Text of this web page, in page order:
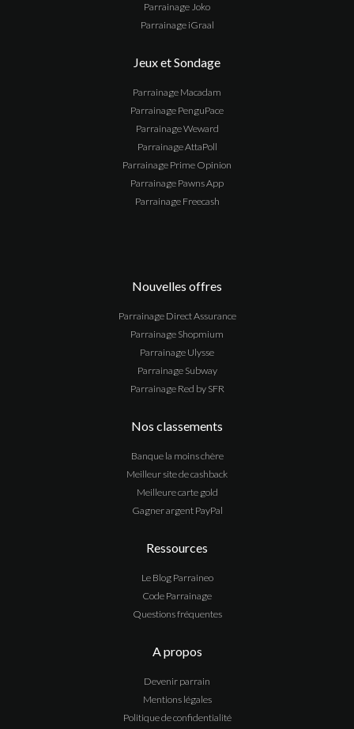
Parrainage Joko
Parrainage iGraal
Jeux et Sondage
Parrainage Macadam
Parrainage PenguPace
Parrainage Weward
Parrainage AttaPoll
Parrainage Prime Opinion
Parrainage Pawns App
Parrainage Freecash
Nouvelles offres
Parrainage Direct Assurance
Parrainage Shopmium
Parrainage Ulysse
Parrainage Subway
Parrainage Red by SFR
Nos classements
Banque la moins chère
Meilleur site de cashback
Meilleure carte gold
Gagner argent PayPal
Ressources
Le Blog Parraineo
Code Parrainage
Questions fréquentes
A propos
Devenir parrain
Mentions légales
Politique de confidentialité